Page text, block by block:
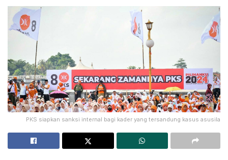
PKS siapkan sanksi internal bagi kader yang tersandung kasus asusila